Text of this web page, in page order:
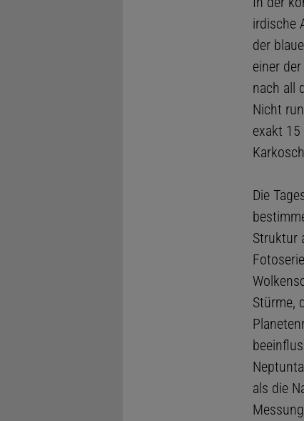
irdische
der
einer
nach all
Nicht
exakt
Die
Struktur
Stürme,
als die